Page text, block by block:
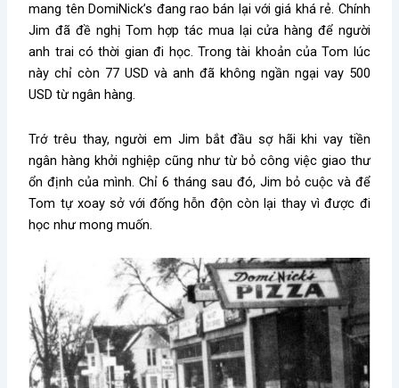
mang tên DomiNick’s đang rao bán lại với giá khá rẻ. Chính
Jim đã đề nghị Tom hợp tác mua lại cửa hàng để người
anh trai có thời gian đi học. Trong tài khoản của Tom lúc
này chỉ còn 77 USD và anh đã không ngần ngại vay 500
USD từ ngân hàng.
Trớ trêu thay, người em Jim bắt đầu sợ hãi khi vay tiền
ngân hàng khởi nghiệp cũng như từ bỏ công việc giao thư
ổn định của mình. Chỉ 6 tháng sau đó, Jim bỏ cuộc và để
Tom tự xoay sở với đống hỗn độn còn lại thay vì được đi
học như mong muốn.